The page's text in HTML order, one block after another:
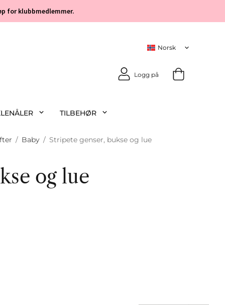
for klubbmedlemmer.
Logg på
TILBEHØR
/ Baby / Stripete genser, bukse og lue
og lue